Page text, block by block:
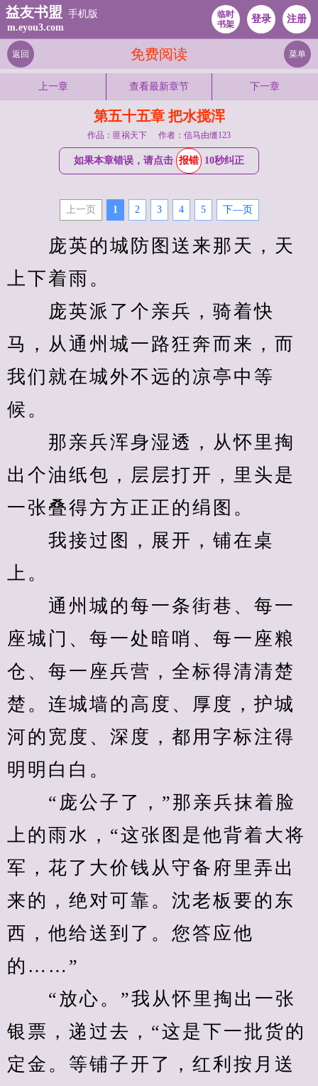
益友书盟 手机版
m.eyou3.com
临时
书架
登录 注册
免费阅读
返回 菜单
上一章 查看最新章节 下一章
第五十五章 把水搅浑
作品：匪祸天下 作者：信马由缰123
如果本章错误，请点击 报错 10秒纠正
上一页 1 2 3 4 5 下—页
庞英的城防图送来那天，天
上下着雨。
庞英派了个亲兵，骑着快
马，从通州城一路狂奔而来，而
我们就在城外不远的凉亭中等
候。
那亲兵浑身湿透，从怀里掏
出个油纸包，层层打开，里头是
一张叠得方方正正的绢图。
我接过图，展开，铺在桌
上。
通州城的每一条街巷、每一
座城门、每一处暗哨、每一座粮
仓、每一座兵营，全标得清清楚
楚。连城墙的高度、厚度，护城
河的宽度、深度，都用字标注得
明明白白。
“庞公子了，”那亲兵抹着脸
上的雨水，“这张图是他背着大将
军，花了大价钱从守备府里弄出
来的，绝对可靠。沈老板要的东
西，他给送到了。您答应他
的……”
“放心。”我从怀里掏出一张
银票，递过去，“这是下一批货的
定金。等铺子开了，红利按月送